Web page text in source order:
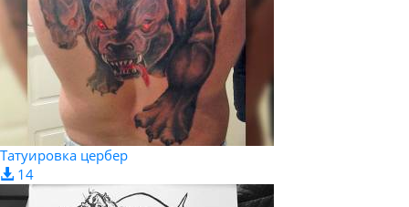
Татуировка цербер
14